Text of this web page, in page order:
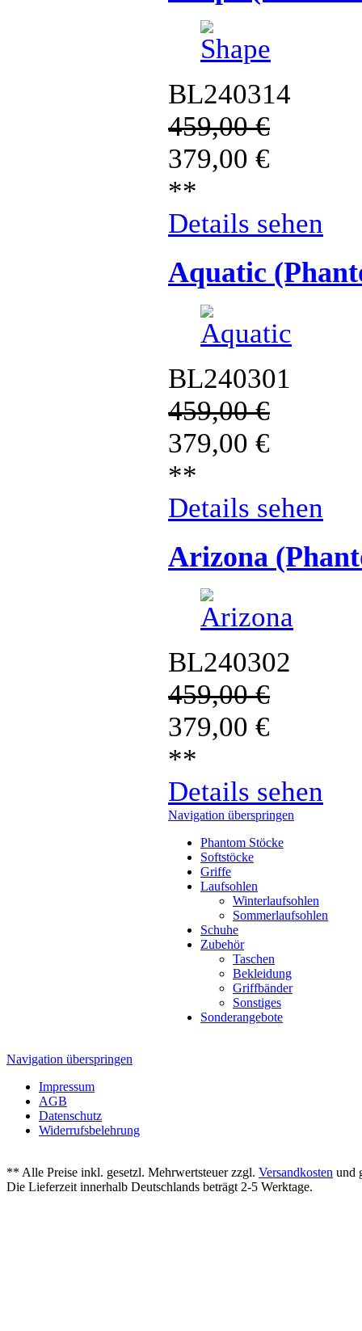
BL240314
459,00€
379,00 €
**
Details sehen
Aquatic
BL240301
459,00€
379,00 €
**
Details sehen
Arizona
BL240302
459,00€
379,00 €
**
Details sehen
Navigation überspringen
Phantom Stöcke
Softstöcke
Griffe
Laufsohlen
Winterlaufsohlen
Sommerlaufsohlen
Schuhe
Zubehör
Taschen
Bekleidung
Griffbänder
Sonstiges
Sonderangebote
Navigation überspringen
Impressum
AGB
Datenschutz
Widerrufsbelehrung
** Alle Preise inkl. gesetzl. Mehrwertsteuer zzgl. Versandkosten und
Die Lieferzeit innerhalb Deutschlands beträgt 2-5 Werktage.